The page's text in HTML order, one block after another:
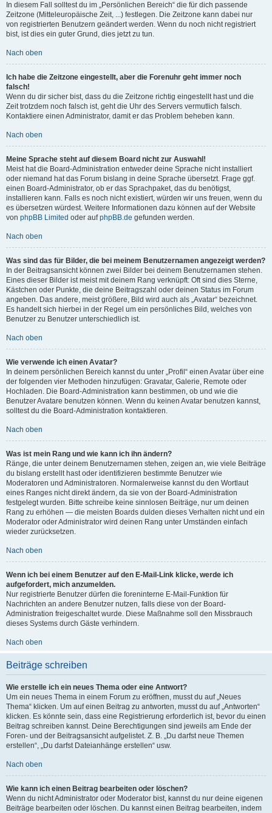
In diesem Fall solltest du im „Persönlichen Bereich“ die für dich passende
Zeitzone (Mitteleuropäische Zeit, ...) festlegen. Die Zeitzone kann dabei nur
von registrierten Benutzern geändert werden. Wenn du noch nicht registriert
bist, ist dies ein guter Grund, dies jetzt zu tun.
Nach oben
Ich habe die Zeitzone eingestellt, aber die Forenuhr geht immer noch
falsch!
Wenn du dir sicher bist, dass du die Zeitzone richtig eingestellt hast und die
Zeit trotzdem noch falsch ist, geht die Uhr des Servers vermutlich falsch.
Kontaktiere einen Administrator, damit er das Problem beheben kann.
Nach oben
Meine Sprache steht auf diesem Board nicht zur Auswahl!
Meist hat die Board-Administration entweder deine Sprache nicht installiert
oder niemand hat das Forum bislang in deine Sprache übersetzt. Frage ggf.
einen Board-Administrator, ob er das Sprachpaket, das du benötigst,
installieren kann. Falls es noch nicht existiert, würden wir uns freuen, wenn du
es übersetzen würdest. Weitere Informationen dazu können auf der Website
von phpBB Limited oder aufphpBB.de gefunden werden.
Nach oben
Was sind das für Bilder, die bei meinem Benutzernamen angezeigt werden?
In der Beitragsansicht können zwei Bilder bei deinem Benutzernamen stehen.
Eines dieser Bilder ist meist mit deinem Rang verknüpft: Oft sind dies Sterne,
Kästchen oder Punkte, die deine Beitragszahl oder deinen Status im Forum
angeben. Das andere, meist größere, Bild wird auch als „Avatar“ bezeichnet.
Es handelt sich hierbei in der Regel um ein persönliches Bild, welches von
Benutzer zu Benutzer unterschiedlich ist.
Nach oben
Wie verwende ich einen Avatar?
In deinem persönlichen Bereich kannst du unter „Profil“ einen Avatar über eine
der folgenden vier Methoden hinzufügen: Gravatar, Galerie, Remote oder
Hochladen. Die Board-Administration kann bestimmen, ob und wie die
Benutzer Avatare benutzen können. Wenn du keinen Avatar benutzen kannst,
solltest du die Board-Administration kontaktieren.
Nach oben
Was ist mein Rang und wie kann ich ihn ändern?
Ränge, die unter deinem Benutzernamen stehen, zeigen an, wie viele Beiträge
du bislang erstellt hast oder identifizieren bestimmte Benutzer wie
Moderatoren und Administratoren. Normalerweise kannst du den Wortlaut
eines Ranges nicht direkt ändern, da sie von der Board-Administration
festgelegt wurden. Bitte schreibe keine sinnlosen Beiträge, nur um deinen
Rang zu erhöhen — die meisten Boards dulden dieses Verhalten nicht und ein
Moderator oder Administrator wird deinen Rang unter Umständen einfach
wieder zurücksetzen.
Nach oben
Wenn ich bei einem Benutzer auf den E-Mail-Link klicke, werde ich
aufgefordert, mich anzumelden.
Nur registrierte Benutzer dürfen die foreninterne E-Mail-Funktion für
Nachrichten an andere Benutzer nutzen, falls diese von der Board-
Administration freigeschaltet wurde. Diese Maßnahme soll den Missbrauch
dieses Systems durch Gäste verhindern.
Nach oben
Beiträge schreiben
Wie erstelle ich ein neues Thema oder eine Antwort?
Um ein neues Thema in einem Forum zu eröffnen, musst du auf „Neues
Thema“ klicken. Um auf einen Beitrag zu antworten, musst du auf „Antworten“
klicken. Es könnte sein, dass eine Registrierung erforderlich ist, bevor du einen
Beitrag schreiben kannst. Deine Berechtigungen sind jeweils am Ende der
Foren- und der Beitragsansicht aufgelistet. Z. B. „Du darfst neue Themen
erstellen“, „Du darfst Dateianhänge erstellen“ usw.
Nach oben
Wie kann ich einen Beitrag bearbeiten oder löschen?
Wenn du nicht Administrator oder Moderator bist, kannst du nur deine eigenen
Beiträge bearbeiten oder löschen. Du kannst einen Beitrag bearbeiten, indem